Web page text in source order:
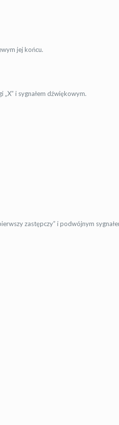
jej końcu.
i sygnałem dźwiękowym.
zastępczy” i podwójnym